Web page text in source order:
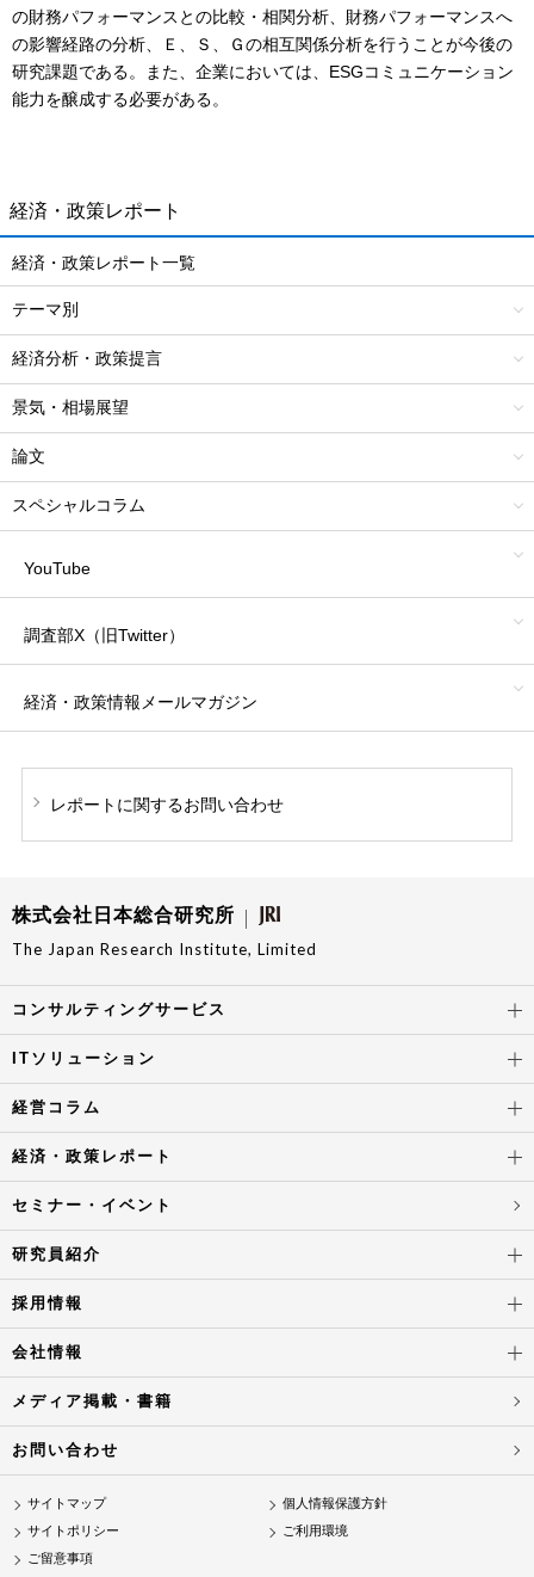
の財務パフォーマンスとの比較・相関分析、財務パフォーマンスへ
の影響経路の分析、Ｅ、Ｓ、Ｇの相互関係分析を行うことが今後の
研究課題である。また、企業においては、ESGコミュニケーション
能力を醸成する必要がある。
経済・政策レポート
経済・政策レポート一覧
テーマ別
経済分析・政策提言
景気・相場展望
論文
スペシャルコラム
YouTube
調査部X（旧Twitter）
経済・政策情報 メールマガジン
レポートに関するお問い合わせ
株式会社日本総合研究所
The Japan Research Institute, Limited
コンサルティングサービス
ITソリューション
経営コラム
経済・政策レポート
セミナー・イベント
研究員紹介
採用情報
会社情報
メディア掲載・書籍
お問い合わせ
サイトマップ
個人情報保護方針
サイトポリシー
ご利用環境
ご留意事項